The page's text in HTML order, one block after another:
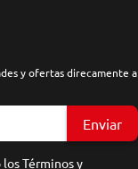
y ofertas direcamente a
Enviar
losTérminos y